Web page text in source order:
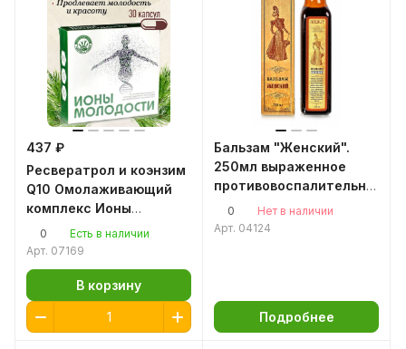
437 ₽
Ресвератрол и коэнзим
Q10 Омолаживающий
комплекс Ионы
молодости
0
Есть в наличии
Арт. 07169
В корзину
Бальзам "Женский".
250мл выраженное
противовоспалительное
действие
0
Нет в наличии
Арт. 04124
Подробнее